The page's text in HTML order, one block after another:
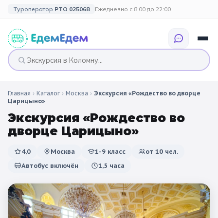
Туроператор РТО 025068 Ежедневно с 8:00 до 22:00
🎉 ПО ПРАЗДНИКАМ
Все праздники
🔔 1 сентября
🗳️ 18 сентября
🥞 Масленица
🗓️ ПО КАНИКУЛАМ
🍂 Осенние
☀️ Летние
🗓️ ПО ДЛИТЕЛЬНОСТИ
Однодневные
2 дня / 1 ночь
🎉 СОБЫТИЙНЫЕ
каникулы
🎄 Новогодние
🌷 Весенние
каникулы
🎓 Выпускные
Главная › Каталог › Москва › Экскурсия «Рождество во дворце
Царицыно»
Экскурсия «Рождество во
дворце Царицыно»
4,0 Москва 1-9 класс от 10 чел.
Автобус включён
1,5 часа